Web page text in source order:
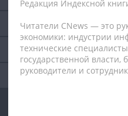
Редакция Индексной
Читатели CNews — это
экономики: индустрии
технические
государственной
руководители и